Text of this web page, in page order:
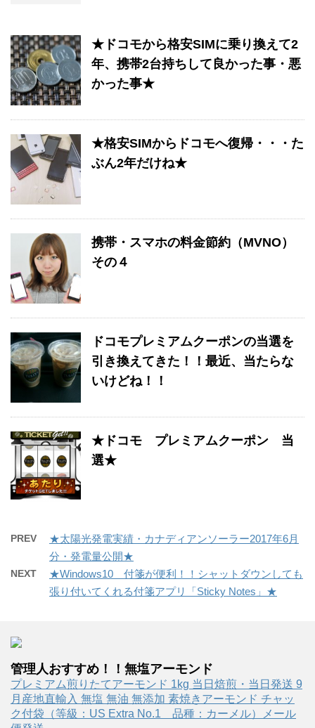
★ドコモから格安SIMに乗り換えて2
年、携帯2台持ちして良かった事・悪
かった事★
★格安SIMからドコモへ復帰・・・た
ぶん2年だけね★
携帯・スマホの料金節約（MVNO）
その４
ドコモプレミアムクーポンの当選を
引き換えてきた！！最近、当たらな
いけどね！！
★ドコモ プレミアムクーポン 当
選★
PREV
★太陽光発電実績・カナディアンソーラー2017年6月
分・発電量公開★
NEXT
★Windows10 付箋が便利！！シャットダウンしても
張り付いてくれる付箋アプリ「Sticky Notes」★
管理人おすすめ！！無塩アーモンド
プレミアム煎りたてアーモンド 1kg 当日焙煎・当日発送 9
月産地直輸入 無塩 無油 無添加 素焼きアーモンド チャッ
ク付袋（等級：US Extra No.1 品種：カーメル）メール